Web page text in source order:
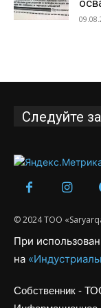
Следуйте
© 2024 ТОО
При
на
Собственник -